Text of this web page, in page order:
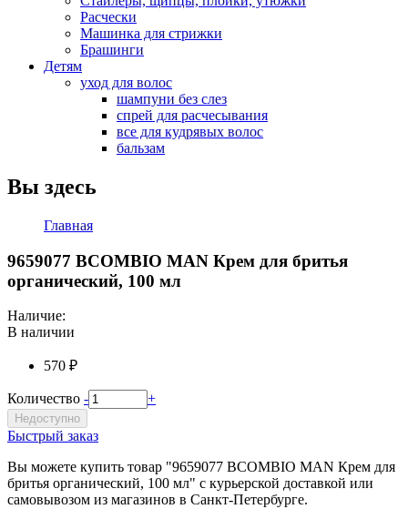
Расчески
Машинка для стрижки
Брашинги
Детям
уход для волос
шампуни без слез
спрей для расчесывания
все для кудрявых волос
бальзам
Вы здесь
Главная
9659077 BCOMBIO MAN Крем для бритья
органический, 100 мл
Наличие:
В наличии
570 ₽
Количество - +
Недоступно
Быстрый заказ
Вы можете купить товар "9659077 BCOMBIO MAN Крем для
бритья органический, 100 мл" с курьерской доставкой или
самовывозом из магазинов в Санкт-Петербурге.